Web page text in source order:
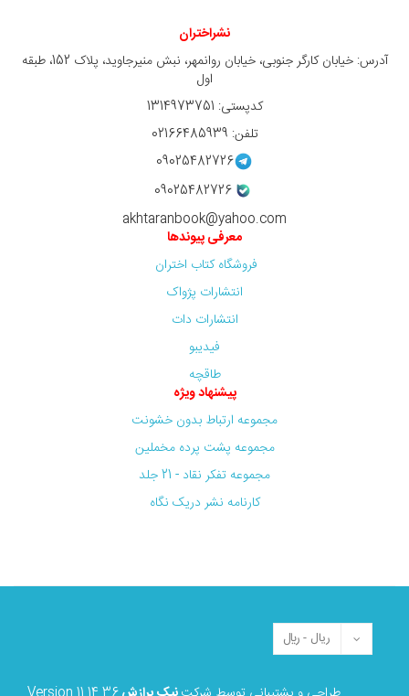
نشراختران
آدرس: خیابان کارگر جنوبی، خیابان روانمهر، نبش منیرجاوید، پلاک 152، طبقه
اول
کدپستی: 1314973751
تلفن: 02166485939
09025482726
09025482726
akhtaranbook@yahoo.com
معرفی پیوندها
فروشگاه کتاب اختران
انتشارات پژواک
انتشارات دات
فیدیبو
طاقچه
پیشنهاد ویژه
مجموعه ارتباط بدون خشونت
مجموعه پشت پرده مخملین
مجموعه تفکر نقاد - 21 جلد
کارنامه نشر دریک نگاه